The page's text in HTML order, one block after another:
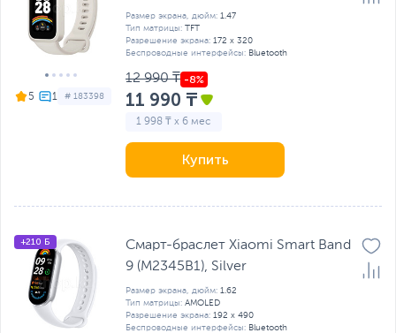
5 # 183398
Размер экрана, дюйм: 1.47
Тип матрицы: TFT
Разрешение экрана: 172 x 320
Беспроводные интерфейсы: Bluetooth
12 990 ₸
11 990 ₸
1 998 ₸ x 6 мес
Купить
+210 Б
Смарт-браслет Xiaomi Smart Band
9 (M2345B1), Silver
Размер экрана, дюйм: 1.62
Тип матрицы: AMOLED
Разрешение экрана: 192 x 490
Беспроводные интерфейсы: Bluetooth